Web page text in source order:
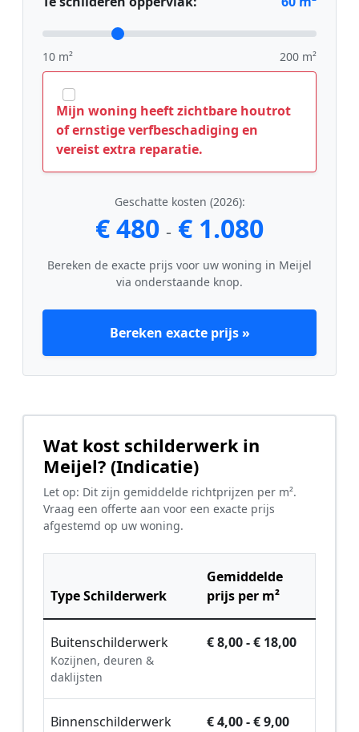
10 m² 200 m²
Mijn woning heeft zichtbare houtrot
of ernstige verfbeschadiging en
vereist extra reparatie.
Geschatte kosten (2026):
€ 480 - € 1.080
Bereken de exacte prijs voor uw woning in Meijel
via onderstaande knop.
Bereken exacte prijs »
Wat kost schilderwerk in
Meijel? (Indicatie)
Let op: Dit zijn gemiddelde richtprijzen per m².
Vraag een offerte aan voor een exacte prijs
afgestemd op uw woning.
Type Schilderwerk
Gemiddelde
prijs per m²
Buitenschilderwerk
Kozijnen, deuren &
daklijsten
€ 8,00 - € 18,00
Binnenschilderwerk € 4,00 - € 9,00